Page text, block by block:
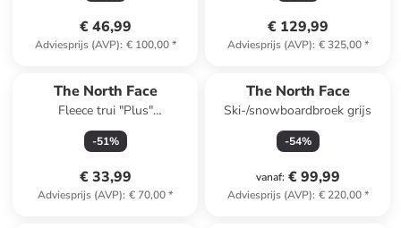
€ 46,99
Adviesprijs (AVP): € 100,00*
€ 129,99
Adviesprijs (AVP): € 325,00*
The North Face
Fleece trui "Plus"
grijs/lichtroze
-51%
€ 33,99
Adviesprijs (AVP): € 70,00*
The North Face
Ski-/snowboardbroek grijs
-54%
vanaf: € 99,99
Adviesprijs (AVP): € 220,00*